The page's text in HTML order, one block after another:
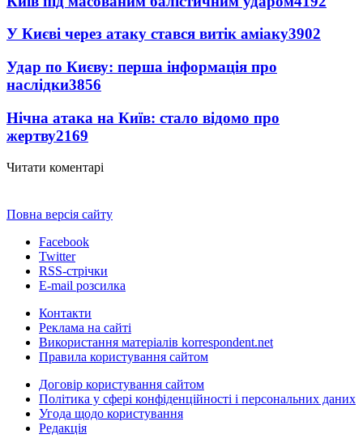
У Києві через атаку стався витік аміаку3902
Удар по Києву: перша інформація про
наслідки3856
Нічна атака на Київ: стало відомо про
жертву2169
Читати коментарі
Повна версія сайту
Facebook
Twitter
RSS-стрічки
E-mail розсилка
Контакти
Реклама на сайті
Використання матеріалів korrespondent.net
Правила користування сайтом
Договір користування сайтом
Політика у сфері конфіденційності і персональних даних
Угода щодо користування
Редакція